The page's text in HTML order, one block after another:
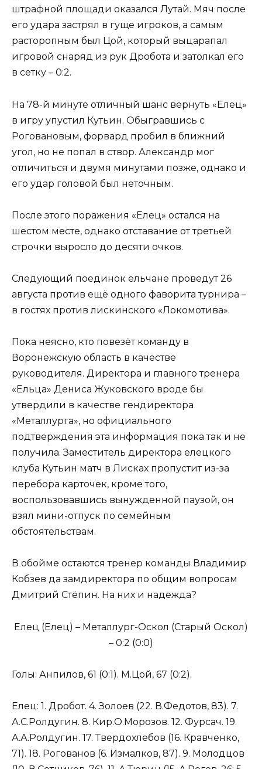
штрафной площади оказался Лутай. Мяч после
его удара застрял в гуще игроков, а самым
расторопным был Цой, который выцарапал
игровой снаряд из рук Дробота и затолкал его
в сетку – 0:2.
На 78-й минуте отличный шанс вернуть «Елец»
в игру упустил Кутьин. Обыгравшись с
Роговановым, форвард пробил в ближний
угол, но не попал в створ. Александр мог
отличиться и двумя минутами позже, однако и
его удар головой был неточным.
После этого поражения «Елец» остался на
шестом месте, однако отставание от третьей
строчки выросло до десяти очков.
Следующий поединок ельчане проведут 26
августа против ещё одного фаворита турнира –
в гостях против лискинского «Локомотива».
Пока неясно, кто повезёт команду в
Воронежскую область в качестве
руководителя. Директора и главного тренера
«Ельца» Дениса Жуковского вроде бы
утвердили в качестве гендиректора
«Металлурга», но официального
подтверждения эта информация пока так и не
получила. Заместитель директора елецкого
клуба Кутьин матч в Лисках пропустит из-за
перебора карточек, кроме того,
воспользовавшись вынужденной паузой, он
взял мини-отпуск по семейным
обстоятельствам.
В обойме остаются тренер команды Владимир
Кобзев да замдиректора по общим вопросам
Дмитрий Стёпин. На них и надежда?
Елец (Елец) – Металлург-Оскол (Старый Оскол)
– 0:2 (0:0)
Голы: Анпилов, 61 (0:1). М.Цой, 67 (0:2).
Елец: 1. Дробот. 4. Золоев (22. В.Федотов, 83). 7.
А.С.Ролдугин. 8. Кир.О.Морозов. 12. Фурсач. 19.
А.А.Ролдугин. 17. Твердохлебов (16. Кравченко,
71). 18. Рогованов (6. Измалков, 87). 9. Молодцов